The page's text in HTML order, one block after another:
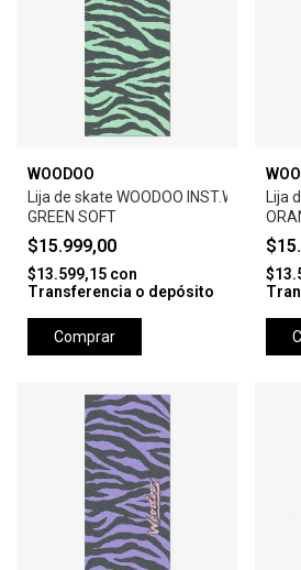
WOODOO
Lija de skate WOODOO INST.WARHOL
GREEN SOFT
$15.999,00
$13.599,15 con
Transferencia o depósito
Comprar
Lija